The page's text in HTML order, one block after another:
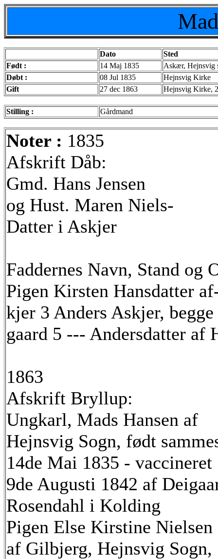
Dato
Sted
Født :
14 Maj 1835
Askær, Hejnsvig
Døbt :
08 Jul 1835
Hejnsvig Kirke
Gift
27 dec 1863 Hejnsvig Kirke,
Stilling : Gårdmand
Noter : 1835
Afskrift Dåb:
Gmd. Hans Jensen
og Hust. Maren Niels-
Datter i Askjer
Faddernes Navn, Stand og
Pigen Kirsten Hansdatter
kjer 3 Anders Askjer,
gaard 5 --- Andersdatter af
1863
Afskrift Bryllup:
Ungkarl, Mads Hansen af
Hejnsvig Sogn, født
14de Mai 1835 - vaccineret
9de Augusti 1842 af
Rosendahl i Kolding
Pigen Else Kirstine Nielsen
af Gilbjerg, Hejnsvig Sogn,